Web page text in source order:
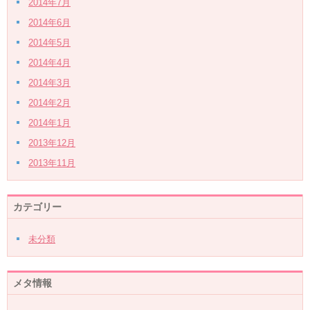
2014年7月
2014年6月
2014年5月
2014年4月
2014年3月
2014年2月
2014年1月
2013年12月
2013年11月
カテゴリー
未分類
メタ情報